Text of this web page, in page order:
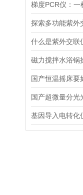
梯度PCR仪：一
什么是紫外交联
国产恒温摇床要